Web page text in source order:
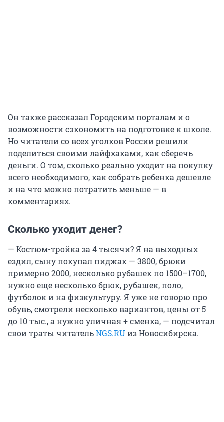
Он также рассказал Городским порталам и о
возможности сэкономить на подготовке к школе.
Но читатели со всех уголков России решили
поделиться своими лайфхаками, как сберечь
деньги. О том, сколько реально уходит на покупку
всего необходимого, как собрать ребенка дешевле
и на что можно потратить меньше — в
комментариях.
Сколько уходит денег?
— Костюм-тройка за 4 тысячи? Я на выходных
ездил, сыну покупал пиджак — 3800, брюки
примерно 2000, несколько рубашек по 1500–1700,
нужно еще несколько брюк, рубашек, поло,
футболок и на физкультуру. Я уже не говорю про
обувь, смотрели несколько вариантов, цены от 5
до 10 тыс., а нужно уличная + сменка, — подсчитал
свои траты читательNGS.RUиз Новосибирска.